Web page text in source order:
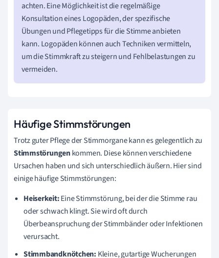
achten. Eine Möglichkeit ist die regelmäßige
Konsultation eines Logopäden, der spezifische
Übungen und Pflegetipps für die Stimme anbieten
kann. Logopäden können auch Techniken vermitteln,
um die Stimmkraft zu steigern und Fehlbelastungen zu
vermeiden.
Häufige Stimmstörungen
Trotz guter Pflege der Stimmorgane kann es gelegentlich zu
Stimmstörungenkommen. Diese können verschiedene
Ursachen haben und sich unterschiedlich äußern. Hier sind
einige häufige Stimmstörungen:
Heiserkeit:Eine Stimmstörung, bei der die Stimme rau
oder schwach klingt. Sie wird oft durch
Überbeanspruchung der Stimmbänder oder Infektionen
verursacht.
Stimmbandknötchen: Kleine, gutartige Wucherungen